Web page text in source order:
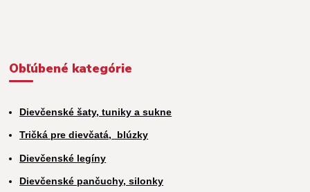
Obľúbené kategórie
Dievčenské šaty, tuniky a sukne
Tričká pre dievčatá, blúzky
Dievčenské legíny
Dievčenské pančuchy, silonky